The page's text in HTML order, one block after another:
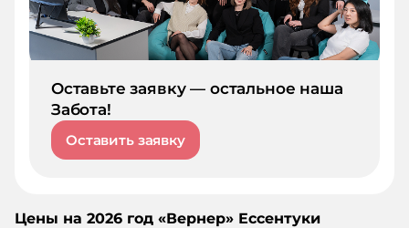
Оставьте заявку — остальное наша
Забота!
Оставить заявку
Цены на 2026 год «Вернер» Ессентуки